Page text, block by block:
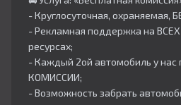
- Круглосуточная, охраняемая,
- Рекламная поддержка на
ресурсах;
- Каждый 2ой автомобиль у нас
КОМИССИИ;
- Возможность забрать